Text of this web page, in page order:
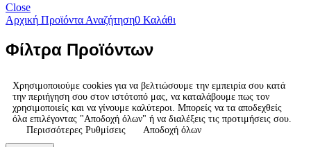
Close
Αρχική Προϊόντα Αναζήτηση0 Καλάθι
Φίλτρα Προϊόντων
Χρησιμοποιούμε cookies για να βελτιώσουμε την εμπειρία σου κατά
την περιήγηση σου στον ιστότοπό μας, να καταλάβουμε πως τον
χρησιμοποιείς και να γίνουμε καλύτεροι. Μπορείς να τα αποδεχθείς
όλα επιλέγοντας "Αποδοχή όλων" ή να διαλέξεις τις προτιμήσεις σου.
Περισσότερες Ρυθμίσεις
Αποδοχή όλων